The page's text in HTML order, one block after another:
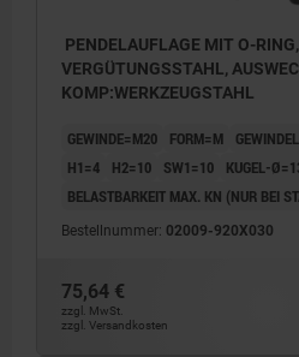
PENDELAUFLAGE MIT O-
VERGÜTUNGSSTAHL,
KOMP:WERKZEUGSTAHL
GEWINDE=M20 FORM=M
H1=4
H2=10 SW1=10
KUGEL-
BELASTBARKEIT MAX. KN (NUR BEI
Bestellnummer: 02009-920X030
75,64 €
zzgl. MwSt.
zzgl. Versandkosten